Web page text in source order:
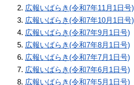
広報いばらき(令和7年11月1日号)
広報いばらき(令和7年10月1日号)
広報いばらき(令和7年9月1日号)
広報いばらき(令和7年8月1日号)
広報いばらき(令和7年7月1日号)
広報いばらき(令和7年6月1日号)
広報いばらき(令和7年5月1日号)